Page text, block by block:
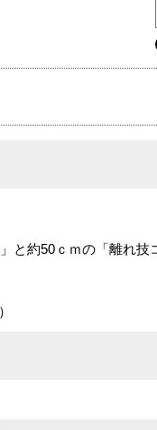
と約50ｃｍの「離れ技